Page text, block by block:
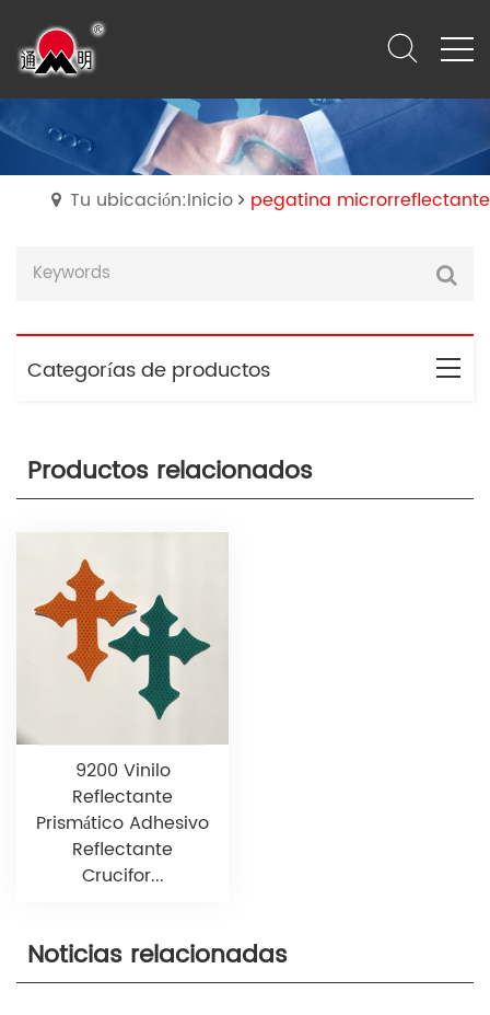
Tu ubicación:Inicio pegatina microrreflectante
Categorías de productos
Productos relacionados
9200 Vinilo
Reflectante
Prismático Adhesivo
Reflectante
Crucifor...
Noticias relacionadas